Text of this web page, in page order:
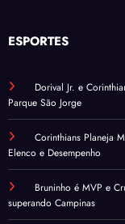
ESPORTES
Dorival Jr. e
Parque São Jorge
Corinthians Planeja
Elenco e Desempenho
Bruninho é MVP e
superando Campinas